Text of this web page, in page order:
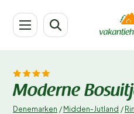
Moderne
Denemarken / Midden-Jutland /